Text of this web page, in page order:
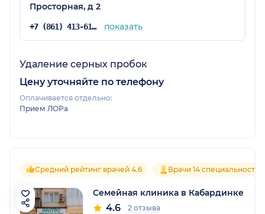
Просторная, д 2
+7 (861) 413-61-80 показать
Удаление серных пробок
Цену уточняйте по телефону
Оплачивается отдельно:
Прием ЛОРа
Средний рейтинг врачей 4.6 Врачи 14 специальностей
Семейная клиника в Кабардинке
4.6 2 отзыва